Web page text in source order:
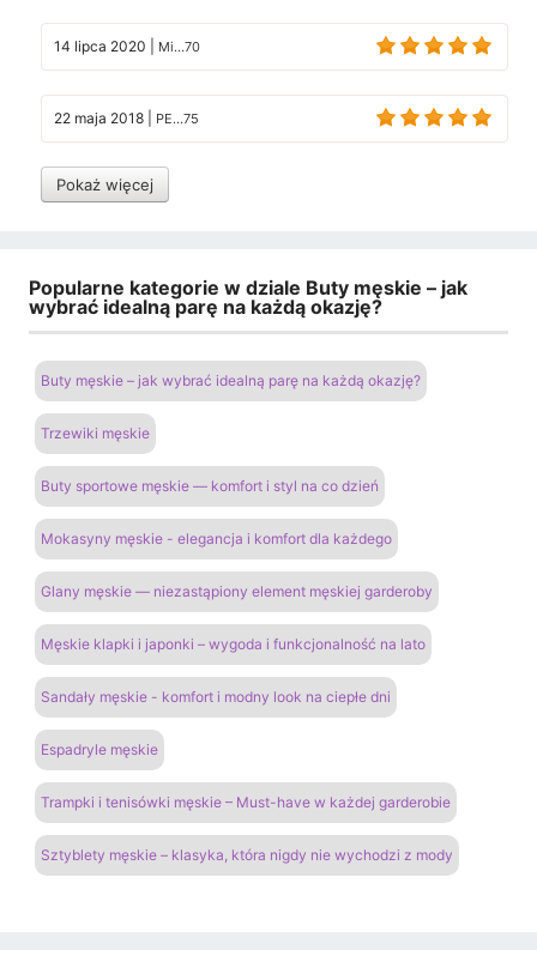
14 lipca 2020 Mi...70
22 maja 2018 PE...75
Pokaż więcej
Popularne kategorie w dziale Buty męskie – jak
wybrać idealną parę na każdą okazję?
Buty męskie – jak wybrać idealną parę na każdą okazję?
Trzewiki męskie
Buty sportowe męskie — komfort i styl na co dzień
Mokasyny męskie - elegancja i komfort dla każdego
Glany męskie — niezastąpiony element męskiej garderoby
Męskie klapki i japonki – wygoda i funkcjonalność na lato
Sandały męskie - komfort i modny look na ciepłe dni
Espadryle męskie
Trampki i tenisówki męskie – Must-have w każdej garderobie
Sztyblety męskie – klasyka, która nigdy nie wychodzi z mody